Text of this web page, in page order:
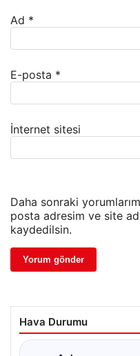
Ad *
E-posta *
İnternet sitesi
Daha sonraki
posta adresim ve site
kaydedilsin.
Hava Durumu